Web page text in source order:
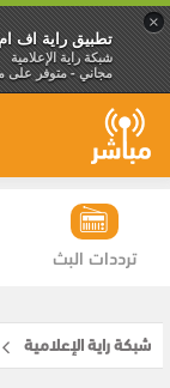
×
تطبيق راية اف
شبكة راية الإعلامية
مجاني - متوفر على
ترددات البث
شبكة راية الإعلامية